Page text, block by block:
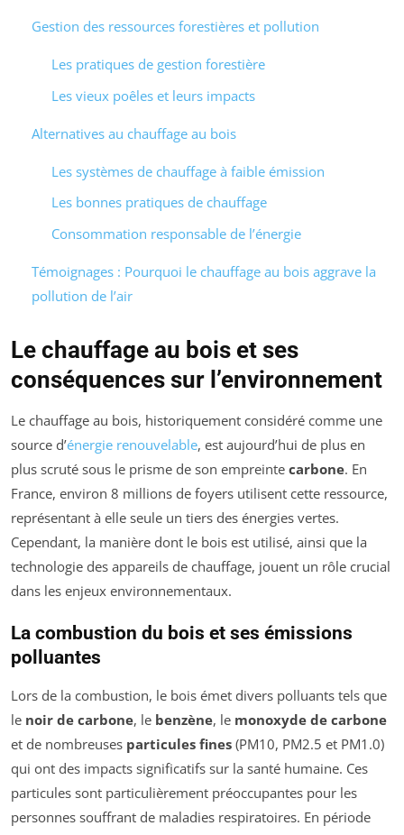
Gestion des ressources forestières et pollution
Les pratiques de gestion forestière
Les vieux poêles et leurs impacts
Alternatives au chauffage au bois
Les systèmes de chauffage à faible émission
Les bonnes pratiques de chauffage
Consommation responsable de l’énergie
Témoignages : Pourquoi le chauffage au bois aggrave la
pollution de l’air
Le chauffage au bois et ses
conséquences sur l’environnement
Le chauffage au bois, historiquement considéré comme une
source d’énergie renouvelable, est aujourd’hui de plus en
plus scruté sous le prisme de son empreinte carbone. En
France, environ 8 millions de foyers utilisent cette ressource,
représentant à elle seule un tiers des énergies vertes.
Cependant, la manière dont le bois est utilisé, ainsi que la
technologie des appareils de chauffage, jouent un rôle crucial
dans les enjeux environnementaux.
La combustion du bois et ses émissions
polluantes
Lors de la combustion, le bois émet divers polluants tels que
le noir de carbone, le benzène, le monoxyde de carbone
et de nombreuses particules fines (PM10, PM2.5 et PM1.0)
qui ont des impacts significatifs sur la santé humaine. Ces
particules sont particulièrement préoccupantes pour les
personnes souffrant de maladies respiratoires. En période